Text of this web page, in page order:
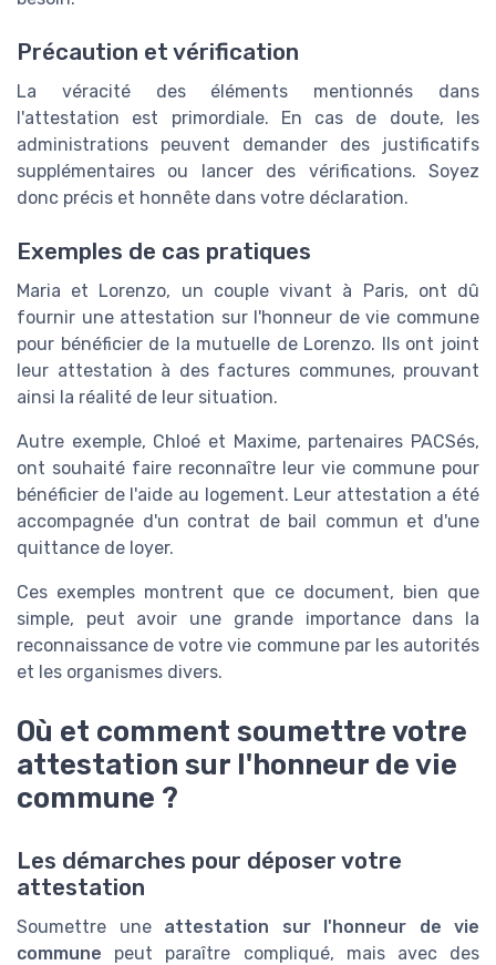
Précaution et vérification
La véracité des éléments mentionnés dans
l'attestation est primordiale. En cas de doute, les
administrations peuvent demander des justificatifs
supplémentaires ou lancer des vérifications. Soyez
donc précis et honnête dans votre déclaration.
Exemples de cas pratiques
Maria et Lorenzo, un couple vivant à Paris, ont dû
fournir une attestation sur l'honneur de vie commune
pour bénéficier de la mutuelle de Lorenzo. Ils ont joint
leur attestation à des factures communes, prouvant
ainsi la réalité de leur situation.
Autre exemple, Chloé et Maxime, partenaires PACSés,
ont souhaité faire reconnaître leur vie commune pour
bénéficier de l'aide au logement. Leur attestation a été
accompagnée d'un contrat de bail commun et d'une
quittance de loyer.
Ces exemples montrent que ce document, bien que
simple, peut avoir une grande importance dans la
reconnaissance de votre vie commune par les autorités
et les organismes divers.
Où et comment soumettre votre
attestation sur l'honneur de vie
commune ?
Les démarches pour déposer votre
attestation
Soumettre une attestation sur l'honneur de vie
commune peut paraître compliqué, mais avec des